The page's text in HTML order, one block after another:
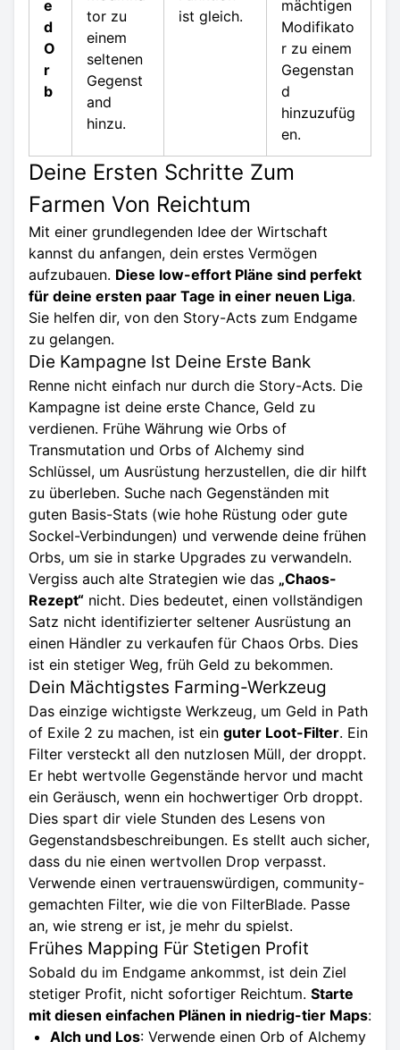
e
d
O
r
b
tor zu
einem
seltenen
Gegenst
and
hinzu.
ist gleich.
mächtigen
Modifikato
r zu einem
Gegenstan
d
hinzuzufüg
en.
Deine Ersten Schritte Zum
Farmen Von Reichtum
Mit einer grundlegenden Idee der Wirtschaft
kannst du anfangen, dein erstes Vermögen
aufzubauen. Diese low-effort Pläne sind perfekt
für deine ersten paar Tage in einer neuen Liga.
Sie helfen dir, von den Story-Acts zum Endgame
zu gelangen.
Die Kampagne Ist Deine Erste Bank
Renne nicht einfach nur durch die Story-Acts. Die
Kampagne ist deine erste Chance, Geld zu
verdienen. Frühe Währung wie Orbs of
Transmutation und Orbs of Alchemy sind
Schlüssel, um Ausrüstung herzustellen, die dir hilft
zu überleben. Suche nach Gegenständen mit
guten Basis-Stats (wie hohe Rüstung oder gute
Sockel-Verbindungen) und verwende deine frühen
Orbs, um sie in starke Upgrades zu verwandeln.
Vergiss auch alte Strategien wie das „Chaos-
Rezept“ nicht. Dies bedeutet, einen vollständigen
Satz nicht identifizierter seltener Ausrüstung an
einen Händler zu verkaufen für Chaos Orbs. Dies
ist ein stetiger Weg, früh Geld zu bekommen.
Dein Mächtigstes Farming-Werkzeug
Das einzige wichtigste Werkzeug, um Geld in Path
of Exile 2 zu machen, ist ein guter Loot-Filter. Ein
Filter versteckt all den nutzlosen Müll, der droppt.
Er hebt wertvolle Gegenstände hervor und macht
ein Geräusch, wenn ein hochwertiger Orb droppt.
Dies spart dir viele Stunden des Lesens von
Gegenstandsbeschreibungen. Es stellt auch sicher,
dass du nie einen wertvollen Drop verpasst.
Verwende einen vertrauenswürdigen, community-
gemachten Filter, wie die von FilterBlade. Passe
an, wie streng er ist, je mehr du spielst.
Frühes Mapping Für Stetigen Profit
Sobald du im Endgame ankommst, ist dein Ziel
stetiger Profit, nicht sofortiger Reichtum. Starte
mit diesen einfachen Plänen in niedrig-tier Maps:
Alch und Los: Verwende einen Orb of Alchemy